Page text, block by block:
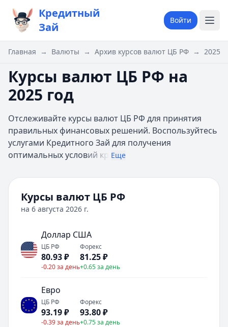
Кредитный
Зай
Войти
Главная → Валюты → Архив курсов валют ЦБ РФ → 2025
Курсы валют ЦБ РФ на
2025 год
Отслеживайте курсы валют ЦБ РФ для принятия
правильных финансовых решений. Воспользуйтесь
услугами Кредитного Зай для получения
оптимальных условий кр Еще
Курсы валют ЦБ РФ
на 6 августа 2026 г.
Доллар США
ЦБ РФ
80.93₽
-0.20 за день
Форекс
81.25₽
+0.65 за день
Евро
ЦБ РФ
93.19₽
-0.39 за день
Форекс
93.80₽
+0.75 за день